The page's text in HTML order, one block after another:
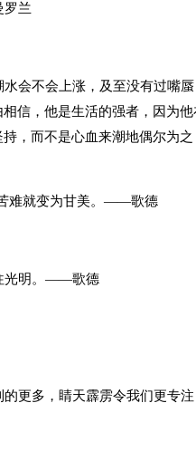
兰
不会上涨，及至没有过嘴蜃
信，他是生活的强者，因为
，而不是心血来潮地偶尔为
难就变为甘美。——歌德
光明。——歌德
多，睛天霹雳令我们更专注